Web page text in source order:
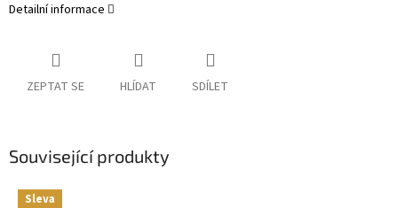
Detailní informace
ZEPTAT SE HLÍDAT SDÍLET
Související produkty
Sleva